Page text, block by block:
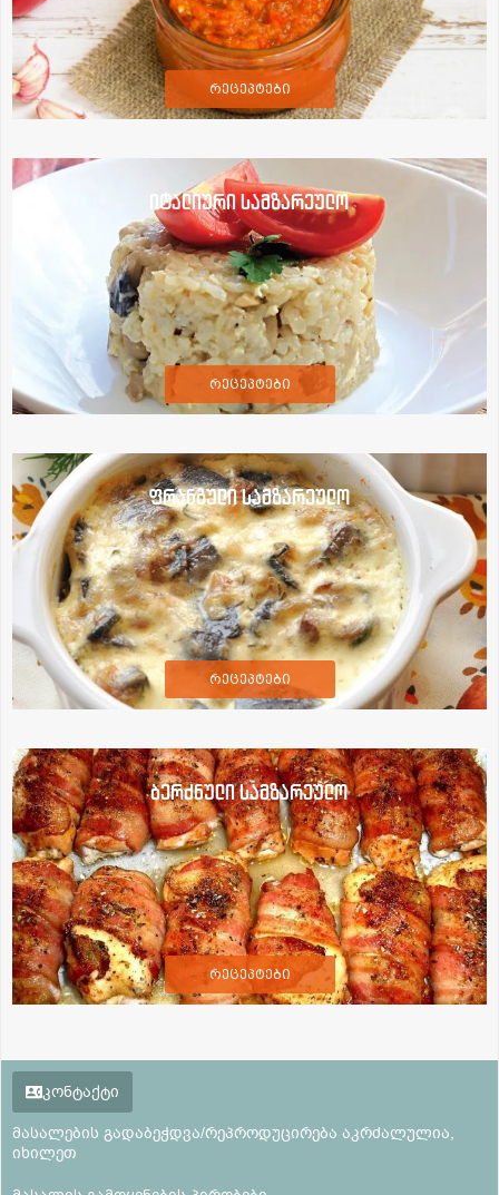
რეცეპტები
იტალიური სამზარეულო
რეცეპტები
ფრანგული სამზარეულო
რეცეპტები
ბერძნული სამზარეულო
რეცეპტები
კონტაქტი
მასალების გადაბეჭდვა/რეპროდუცირება აკრძალულია,
იხილეთ